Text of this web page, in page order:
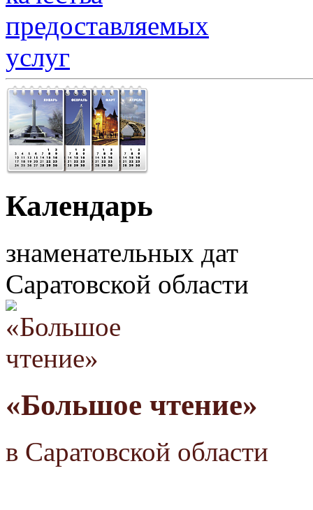
Календарь
знаменательных дат
Саратовской области
«Большое чтение»
в Саратовской области